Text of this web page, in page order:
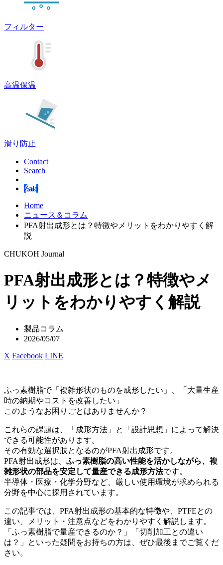
フィルター
高温保温
滑り防止
Contact
Search
Zalo
Home
ニュース＆コラム
PFA射出成形とは？特徴やメリットをわかりやすく解
説
CHUKOH Journal
PFA射出成形とは？特徴やメ
リットをわかりやすく解説
製品コラム
2026/05/07
X Facebook LINE
ふっ素樹脂で「複雑形状のものを成形したい」、「大量生産
時の納期やコストを改善したい」
このようなお困りごとはありませんか？
これらの課題は、「成形方法」と「設計思想」によって解決
できる可能性があります。
その有効な選択肢となるのがPFA射出成形です。
PFA射出成形は、 ふっ素樹脂の高い性能を活かしながら、複
雑形状の部品を安定して量産できる成形方法です。
半導体・医療・化学分野など、厳しい使用環境が求められる
分野を中心に採用されています。
この記事では、 PFA射出成形の基本的な特徴や、 PTFEとの
違い、メリット・注意点などをわかりやすく解説します。
「ふっ素樹脂で量産できるのか？」「切削加工との違い
は？」といった疑問をお持ちの方は、ぜひ最後までご覧くだ
さい。